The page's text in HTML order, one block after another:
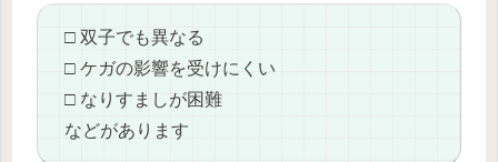
□ 双子でも異なる
□ ケガの影響を受けにくい
□ なりすましが困難
などがあります